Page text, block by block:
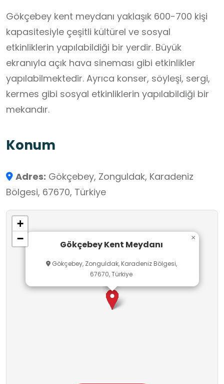
Gökçebey kent meydanı yaklaşık 600-700 kişi
kapasitesiyle çeşitli kültürel ve sosyal
etkinliklerin yapılabildiği bir yerdir. Büyük
ekranıyla açık hava sineması gibi etkinlikler
yapılabilmektedir. Ayrıca konser, söyleşi, sergi,
kermes gibi sosyal etkinliklerin yapılabildiği bir
mekandır.
Konum
Adres: Gökçebey, Zonguldak, Karadeniz
Bölgesi, 67670, Türkiye
Gökçebey Kent Meydanı
Gökçebey, Zonguldak, Karadeniz Bölgesi,
67670, Türkiye
×
+
−